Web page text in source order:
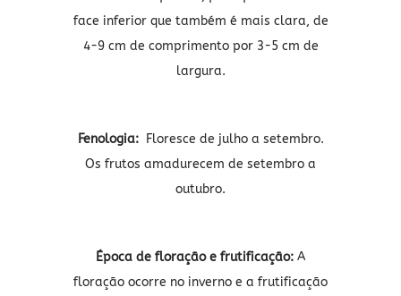
face inferior que também é mais clara, de
4-9 cm de comprimento por 3-5 cm de
largura.
Fenologia:
Floresce de julho a setembro.
Os frutos amadurecem de setembro a
outubro.
Época de floração e frutificação: A
floração ocorre no inverno e a frutificação